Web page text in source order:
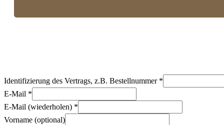
Identifizierung des Vertrags, z.B. Bestellnummer *
E-Mail *
E-Mail (wiederholen) *
Vorname (optional)